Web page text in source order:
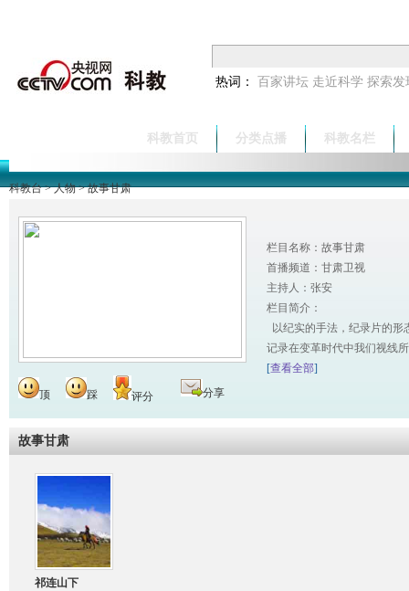
热词： 百家讲坛 走近科学 探索发
科教首页 分类点播 科教名栏
科教台>人物>故事甘肃
顶 踩 评分 分享
栏目名称：故事甘肃
首播频道：甘肃卫视
主持人：张安
栏目简介：
以纪实的手法，纪录片的
记录在变革时代中我们视线
[查看全部]
故事甘肃
祁连山下